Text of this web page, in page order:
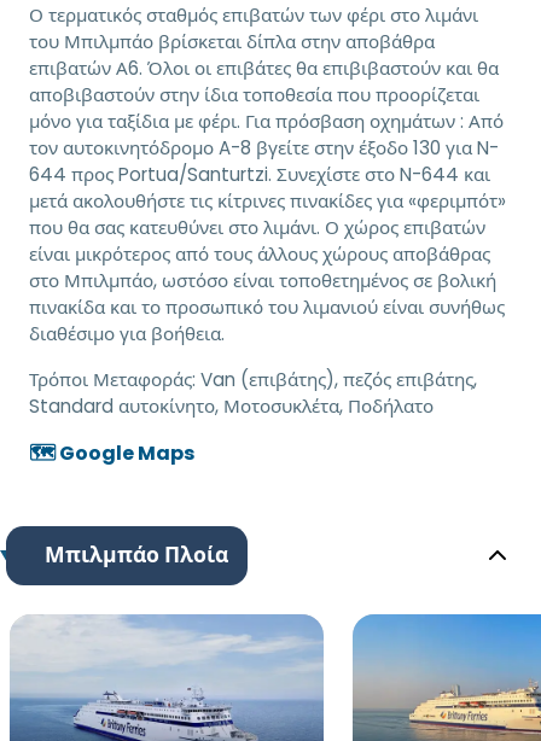
Ο τερματικός σταθμός επιβατών των φέρι στο λιμάνι
του Μπιλμπάο βρίσκεται δίπλα στην αποβάθρα
επιβατών Α6. Όλοι οι επιβάτες θα επιβιβαστούν και θα
αποβιβαστούν στην ίδια τοποθεσία που προορίζεται
μόνο για ταξίδια με φέρι. Για πρόσβαση οχημάτων : Από
τον αυτοκινητόδρομο A-8 βγείτε στην έξοδο 130 για N-
644 προς Portua/Santurtzi. Συνεχίστε στο N-644 και
μετά ακολουθήστε τις κίτρινες πινακίδες για «φεριμπότ»
που θα σας κατευθύνει στο λιμάνι. Ο χώρος επιβατών
είναι μικρότερος από τους άλλους χώρους αποβάθρας
στο Μπιλμπάο, ωστόσο είναι τοποθετημένος σε βολική
πινακίδα και το προσωπικό του λιμανιού είναι συνήθως
διαθέσιμο για βοήθεια.
Τρόποι Μεταφοράς: Van (επιβάτης), πεζός επιβάτης,
Standard αυτοκίνητο, Μοτοσυκλέτα, Ποδήλατο
🗺️ Google Maps
Μπιλμπάο Πλοία